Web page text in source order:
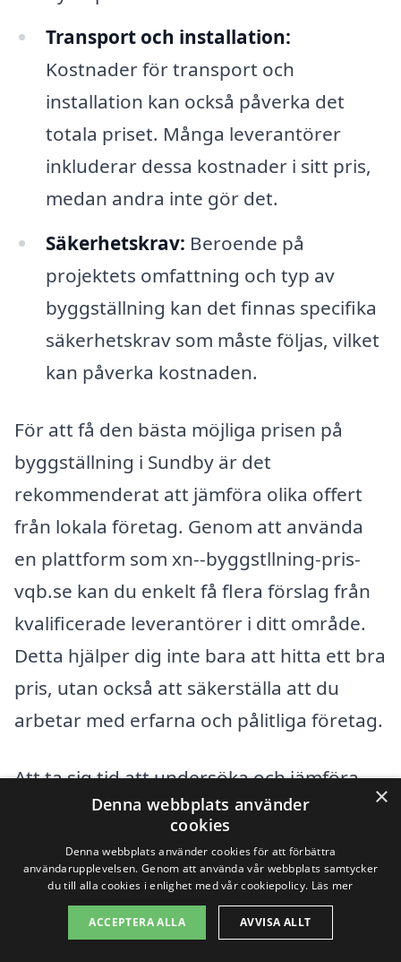
Transport och installation:
Kostnader för transport och
installation kan också påverka det
totala priset. Många leverantörer
inkluderar dessa kostnader i sitt pris,
medan andra inte gör det.
Säkerhetskrav: Beroende på
projektets omfattning och typ av
byggställning kan det finnas specifika
säkerhetskrav som måste följas, vilket
kan påverka kostnaden.
För att få den bästa möjliga prisen på
byggställning i Sundby är det
rekommenderat att jämföra olika offert
från lokala företag. Genom att använda
en plattform som xn--byggstllning-pris-
vqb.se kan du enkelt få flera förslag från
kvalificerade leverantörer i ditt område.
Detta hjälper dig inte bara att hitta ett bra
pris, utan också att säkerställa att du
arbetar med erfarna och pålitliga företag.
Att ta sig tid att undersöka och jämföra
priser gör att du kan få en byggställning
som är både säker och kostnadseffektiv
för ditt projekt. Tveka inte att nå ut för att
få in offerter och ställa frågor till
leverantörerna, eftersom detta kan ge dig
×
Denna webbplats använder
cookies
Denna webbplats använder cookies för att förbättra
användarupplevelsen. Genom att använda vår webbplats samtycker
du till alla cookies i enlighet med vår cookiepolicy. Läs mer
ACCEPTERA ALLA AVVISA ALLT